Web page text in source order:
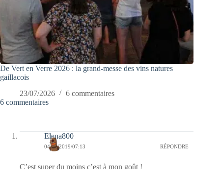
De Vert en Verre 2026 : la grand-messe des vins natures
gaillacois
23/07/2026
6 commentaires
6 commentaires
Elena800
04/10/2019/07:13 RÉPONDRE
C’est super du moins c’est à mon goût !